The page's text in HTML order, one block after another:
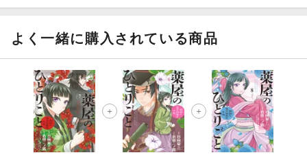
よく一緒に購入されている商品